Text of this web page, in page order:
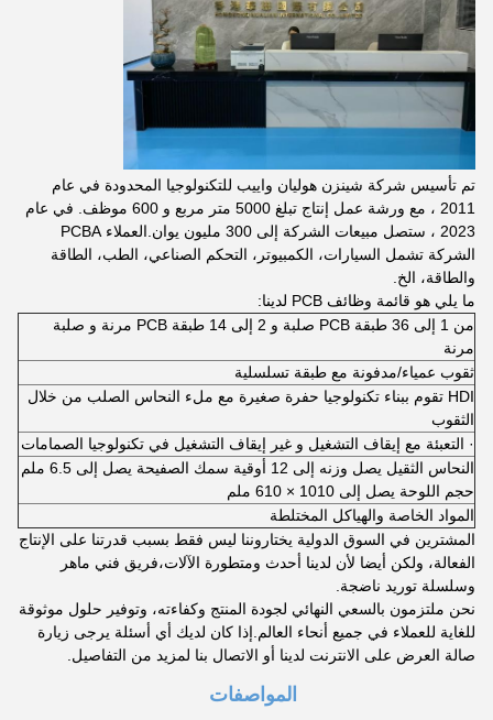
تم تأسيس شركة شينزن هوليان واييب للتكنولوجيا المحدودة في عام
2011 ، مع ورشة عمل إنتاج تبلغ 5000 متر مربع و 600 موظف. في عام
2023 ، ستصل مبيعات الشركة إلى 300 مليون يوان.العملاء PCBA
الشركة تشمل السيارات، الكمبيوتر، التحكم الصناعي، الطب، الطاقة
والطاقة، الخ.
ما يلي هو قائمة وظائف PCB لدينا:
من 1 إلى 36 طبقة PCB صلبة و 2 إلى 14 طبقة PCB مرنة و صلبة
مرنة
ثقوب عمياء/مدفونة مع طبقة تسلسلية
HDI تقوم ببناء تكنولوجيا حفرة صغيرة مع ملء النحاس الصلب من خلال
الثقوب
· التعبئة مع إيقاف التشغيل و غير إيقاف التشغيل في تكنولوجيا الصمامات
النحاس الثقيل يصل وزنه إلى 12 أوقية سمك الصفيحة يصل إلى 6.5 ملم
حجم اللوحة يصل إلى 1010 × 610 ملم
المواد الخاصة والهياكل المختلطة
المشترين في السوق الدولية يختاروننا ليس فقط بسبب قدرتنا على الإنتاج
الفعالة، ولكن أيضا لأن لدينا أحدث ومتطورة الآلات،فريق فني ماهر
وسلسلة توريد ناضجة.
نحن ملتزمون بالسعي النهائي لجودة المنتج وكفاءته، وتوفير حلول موثوقة
للغاية للعملاء في جميع أنحاء العالم.إذا كان لديك أي أسئلة يرجى زيارة
صالة العرض على الانترنت لدينا أو الاتصال بنا لمزيد من التفاصيل.
المواصفات